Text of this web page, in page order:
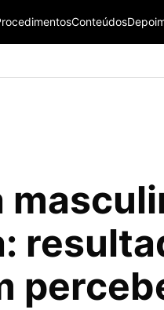
Conteúdos